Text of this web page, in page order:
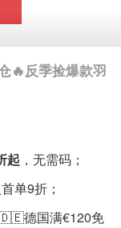
🔥反季捡爆款羽
起 ，无需码；
单9折；
德国满€120免